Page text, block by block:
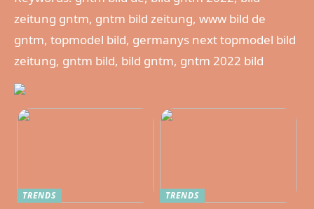
zeitung gntm, gntm bild zeitung, www bild de
gntm, topmodel bild, germanys next topmodel bild
zeitung, gntm bild, bild gntm, gntm 2022 bild
TRENDS TRENDS